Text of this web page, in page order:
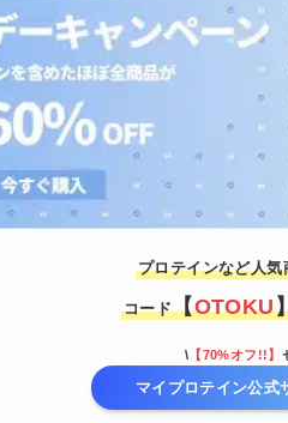
プロテインなど人気
コード【OTOKU
\ 【70%オフ!!】
マイプロテイン公式